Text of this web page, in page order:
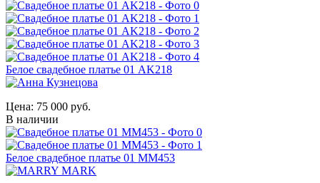
Белое свадебное платье 01 AK218
Цена: 75 000 руб.
В наличии
Белое свадебное платье 01 MM453